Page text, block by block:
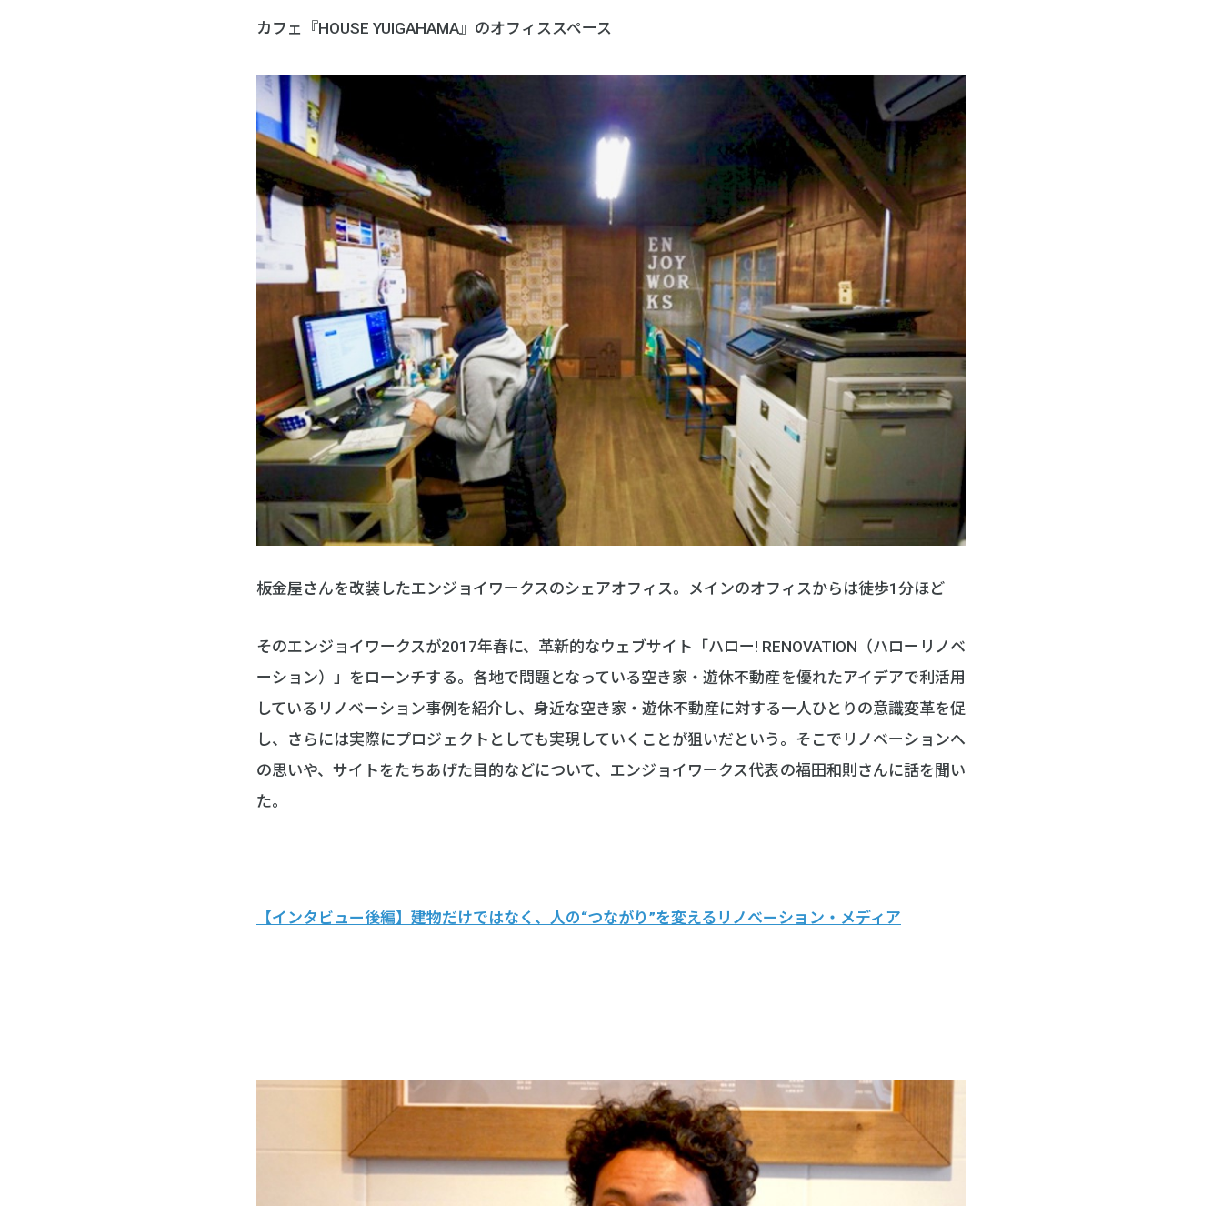
カフェ『HOUSE YUIGAHAMA』のオフィススペース
板金屋さんを改装したエンジョイワークスのシェアオフィス。メインのオフィスからは徒歩1分ほど
そのエンジョイワークスが2017年春に、革新的なウェブサイト「ハロー! RENOVATION（ハローリノベ
ーション）」をローンチする。各地で問題となっている空き家・遊休不動産を優れたアイデアで利活用
しているリノベーション事例を紹介し、身近な空き家・遊休不動産に対する一人ひとりの意識変革を促
し、さらには実際にプロジェクトとしても実現していくことが狙いだという。そこでリノベーションへ
の思いや、サイトをたちあげた目的などについて、エンジョイワークス代表の福田和則さんに話を聞い
た。
【インタビュー後編】建物だけではなく、人の“つながり”を変えるリノベーション・メディア